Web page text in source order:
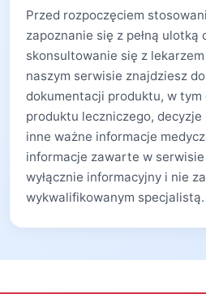
Przed rozpoczęciem
zapoznanie się z pełną ulotką
skonsultowanie się z
naszym serwisie znajdziesz
dokumentacji produktu, w
produktu leczniczego,
inne ważne informacje
informacje zawarte w
wyłącznie informacyjny i nie
wykwalifikowanym specjalistą.